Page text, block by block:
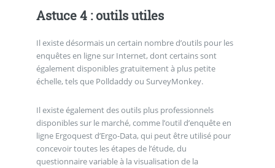
Astuce 4 : outils utiles
Il existe désormais un certain nombre d’outils pour les
enquêtes en ligne sur Internet, dont certains sont
également disponibles gratuitement à plus petite
échelle, tels que Polldaddy ou SurveyMonkey.
Il existe également des outils plus professionnels
disponibles sur le marché, comme l’outil d’enquête en
ligne Ergoquest d’Ergo-Data, qui peut être utilisé pour
concevoir toutes les étapes de l’étude, du
questionnaire variable à la visualisation de la